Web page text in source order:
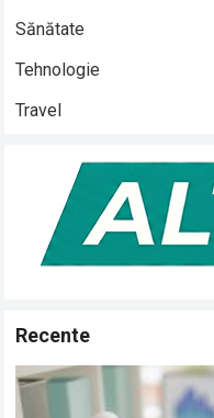
Sănătate
Tehnologie
Travel
Recente